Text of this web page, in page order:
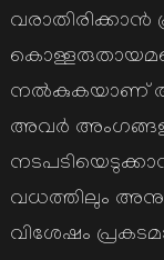
നൽകുകയാണ്
അവർ
വധത്തിലും
വിശേഷം